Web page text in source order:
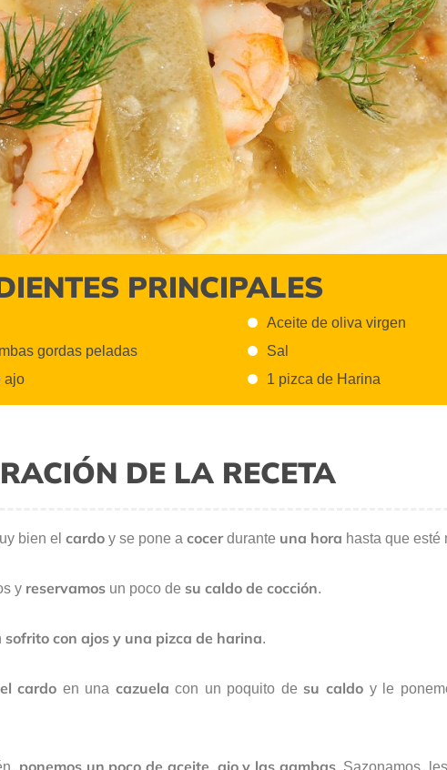
PRINCIPALES
gordas peladas
ajo
Aceite de oliva virgen
Sal
1 pizca de Harina
DE LA RECETA
bien el cardo y se pone a cocerdurante una hora hasta que esté
y reservamos un poco de su caldo de cocción.
sofrito con ajos y una pizca de harina.
el cardo en una cazuela con un poquito de su caldo y le
,
. Sazonamos,